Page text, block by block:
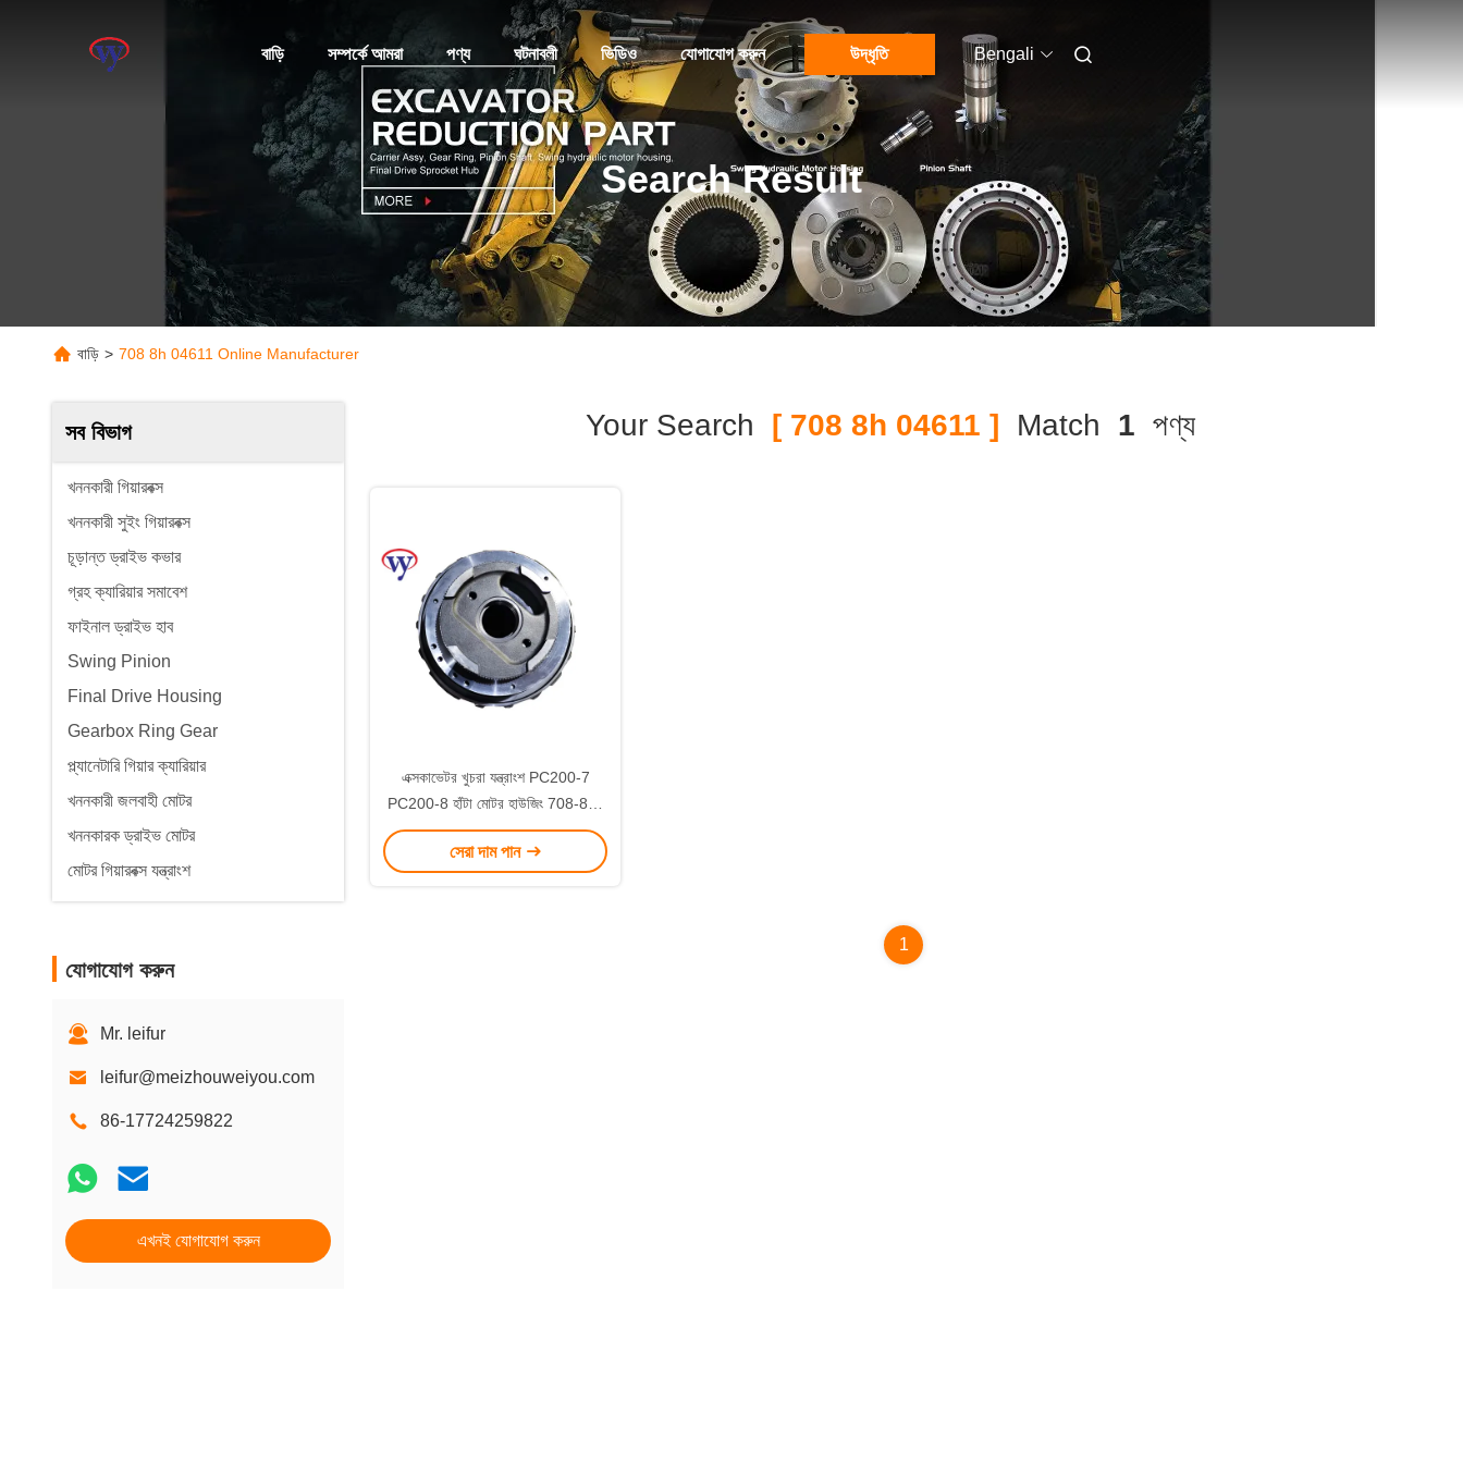
বাড়ি সম্পর্কে আমরা পণ্য ঘটনাবলী ভিডিও যোগাযোগ করুন উদ্ধৃতি Bengali
Search Result
বাড়ি > 708 8h 04611 Online Manufacturer
সব বিভাগ
খননকারী গিয়ারবক্স
খননকারী সুইং গিয়ারবক্স
চূড়ান্ত ড্রাইভ কভার
গ্রহ ক্যারিয়ার সমাবেশ
ফাইনাল ড্রাইভ হাব
Swing Pinion
Final Drive Housing
Gearbox Ring Gear
প্ল্যানেটারি গিয়ার ক্যারিয়ার
খননকারী জলবাহী মোটর
খননকারক ড্রাইভ মোটর
মোটর গিয়ারবক্স যন্ত্রাংশ
যোগাযোগ করুন
Mr. leifur
leifur@meizhouweiyou.com
86-17724259822
এখনই যোগাযোগ করুন
Your Search [ 708 8h 04611 ] Match 1 পণ্য
এক্সকাভেটর খুচরা যন্ত্রাংশ PC200-7
PC200-8 হাঁটা মোটর হাউজিং 708-8F-
00060 708-8H-04611 708-8F-
04640
সেরা দাম পান
1